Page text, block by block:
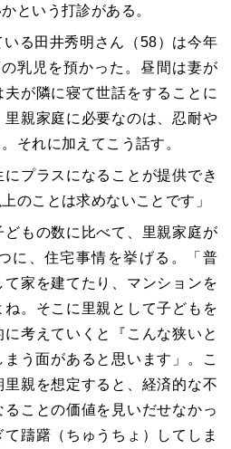
という打診がある。
る田井秀明さん（58）は今年
乳児を預かった。昼間は妻が
が隣に寝て世話をすることに
里親家庭に必要なのは、忍耐や
それに加えてこう話す。
にプラスになることが提供でき
のことは求めないことです」
もの数に比べて、里親家庭が
に、住宅事情を挙げる。「普
家を建てたり、マンションを
。そこに里親として子どもを
考えていくと『こんな狭いと
う面があると思います」。こ
里親を想定すると、経済的な不
ことの価値を見いだせなかっ
躊躇（ちゅうちょ）してしま